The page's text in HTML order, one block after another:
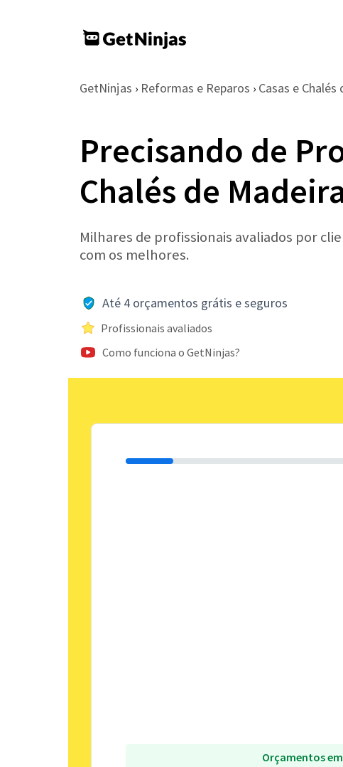
GetNinjas › Reformas e Reparos › Casas e
Precisando de
Chalés de
Milhares de profissionais avaliados por
com os melhores.
Até 4 orçamentos grátis e seguros
Profissionais avaliados
Como funciona o GetNinjas?
Orçamentos